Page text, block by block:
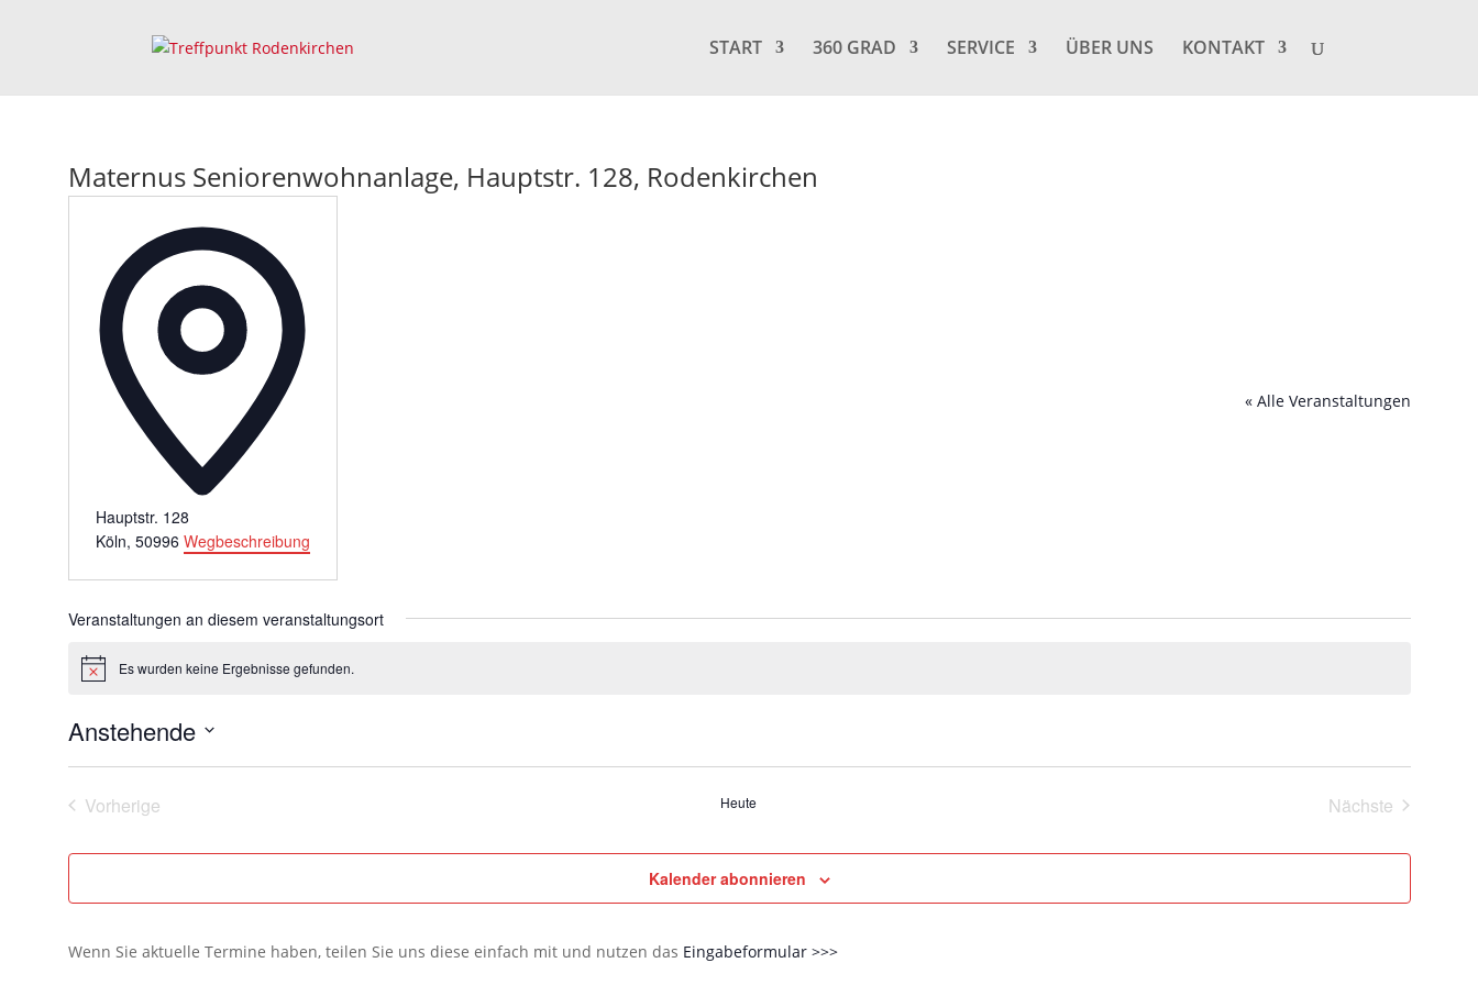
START 360 GRAD SERVICE ÜBER UNS KONTAKT
Maternus Seniorenwohnanlage, Hauptstr. 128, Rodenkirchen
« Alle Veranstaltungen
Hauptstr. 128
Köln, 50996 Wegbeschreibung
Veranstaltungen an diesem veranstaltungsort
HinweisEs wurden keine Ergebnisse gefunden.
Anstehende
Vorherige
Heute
Nächste
Kalender abonnieren
Wenn Sie aktuelle Termine haben, teilen Sie uns diese einfach mit und nutzen das Eingabeformular >>>